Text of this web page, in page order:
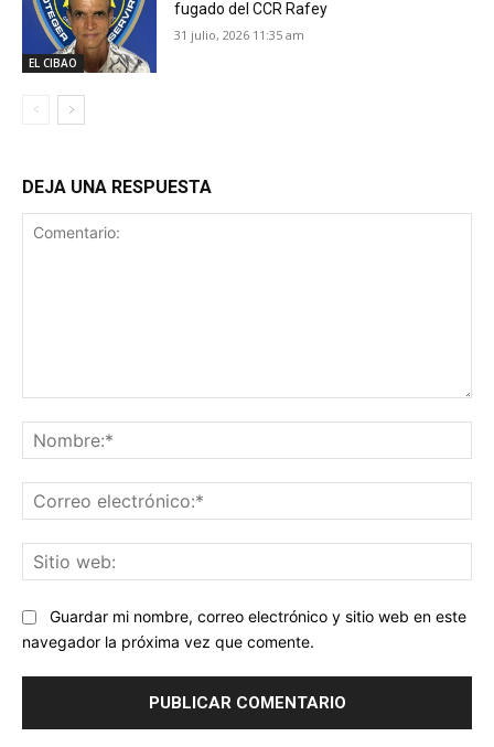
EL CIBAO
fugado del CCR Rafey
31 julio, 2026 11:35 am
DEJA UNA RESPUESTA
Guardar mi nombre, correo electrónico y sitio web en este
navegador la próxima vez que comente.